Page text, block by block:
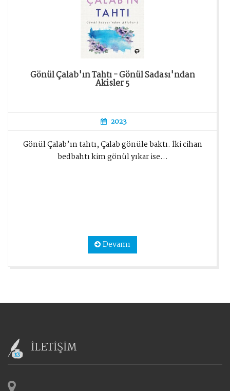
Gönül Çalab'ın Tahtı - Gönül Sadası'ndan
Akisler 5
2023
Gönül Çalab’ın tahtı, Çalab gönüle baktı. İki cihan
bedbahtı kim gönül yıkar ise…
Devamı
İLETİŞİM